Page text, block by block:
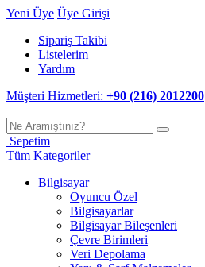
Yeni Üye Üye Girişi
Sipariş Takibi
Listelerim
Yardım
Müşteri Hizmetleri: +90 (216) 2012200
Sepetim
Tüm Kategoriler
Bilgisayar
Oyuncu Özel
Bilgisayarlar
Bilgisayar Bileşenleri
Çevre Birimleri
Veri Depolama